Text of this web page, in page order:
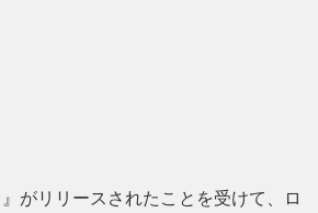
がリリースされたことを受けて、ロ